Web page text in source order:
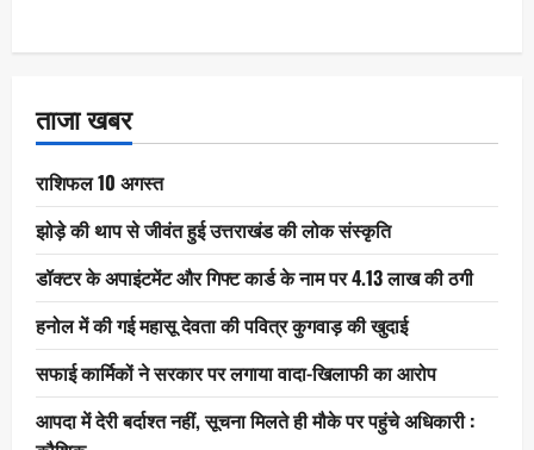
ताजा खबर
राशिफल 10 अगस्त
झोड़े की थाप से जीवंत हुई उत्तराखंड की लोक संस्कृति
डॉक्टर के अपाइंटमेंट और गिफ्ट कार्ड के नाम पर 4.13 लाख की ठगी
हनोल में की गई महासू देवता की पवित्र कुगवाड़ की खुदाई
सफाई कार्मिकों ने सरकार पर लगाया वादा-खिलाफी का आरोप
आपदा में देरी बर्दाश्त नहीं, सूचना मिलते ही मौके पर पहुंचे अधिकारी :